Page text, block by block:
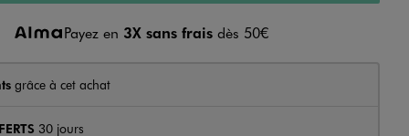
Payez en 3X sans fraisdès 50€
grâce à cet achat
30 jours